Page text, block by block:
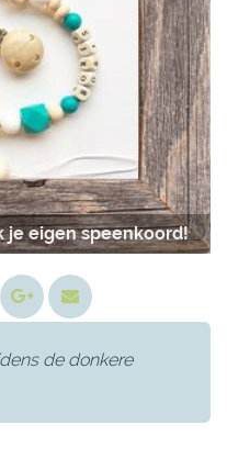
je eigen speenkoord!
de donkere